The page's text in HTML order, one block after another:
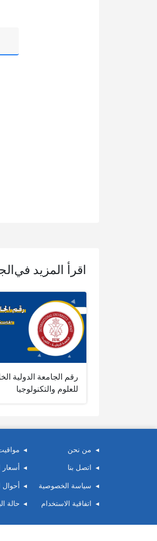
اقرأ المزيد في
رقم الجامعة الدولية
للعلوم والتكنولوجيا
من نحن
اتصل بنا
سياسة الخصوصية
اتفاقية الاستخدام
أسعار
حالة